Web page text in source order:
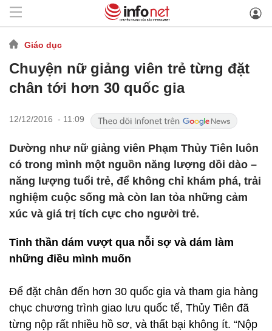
Giáo dục
Chuyện nữ giảng viên trẻ từng đặt
chân tới hơn 30 quốc gia
12/12/2016 - 11:09
Dường như nữ giảng viên Phạm Thủy Tiên luôn
có trong mình một nguồn năng lượng dồi dào –
năng lượng tuổi trẻ, để không chỉ khám phá, trải
nghiệm cuộc sống mà còn lan tỏa những cảm
xúc và giá trị tích cực cho người trẻ.
Tinh thần dám vượt qua nỗi sợ và dám làm
những điều mình muốn
Để đặt chân đến hơn 30 quốc gia và tham gia hàng
chục chương trình giao lưu quốc tế, Thủy Tiên đã
từng nộp rất nhiều hồ sơ, và thất bại không ít. “Nộp